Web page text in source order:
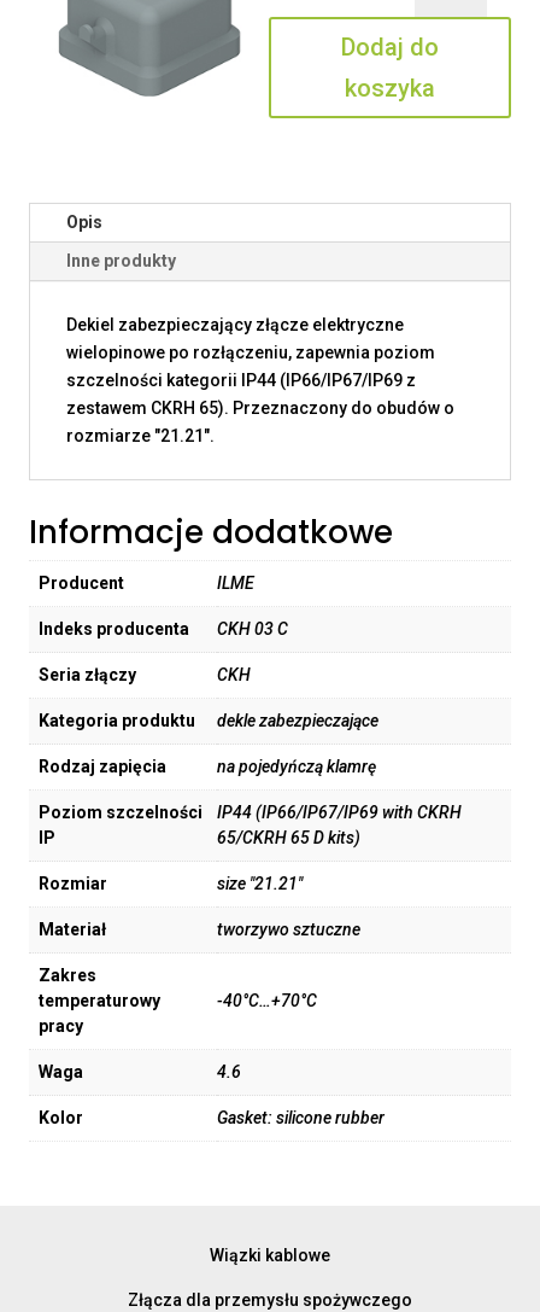
03
C
Dodaj do
koszyka
Opis
Inne produkty
Dekiel zabezpieczający złącze elektryczne
wielopinowe po rozłączeniu, zapewnia poziom
szczelności kategorii IP44 (IP66/IP67/IP69 z
zestawem CKRH 65). Przeznaczony do obudów o
rozmiarze "21.21".
Informacje dodatkowe
Producent ILME
Indeks producenta CKH 03 C
Seria złączy CKH
Kategoria produktu dekle zabezpieczające
Rodzaj zapięcia na pojedyńczą klamrę
Poziom szczelności
IP
IP44 (IP66/IP67/IP69 with CKRH
65/CKRH 65 D kits)
Rozmiar size "21.21"
Materiał tworzywo sztuczne
Zakres
temperaturowy
pracy
-40°C…+70°C
Waga 4.6
Kolor Gasket: silicone rubber
Wiązki kablowe
Złącza dla przemysłu spożywczego